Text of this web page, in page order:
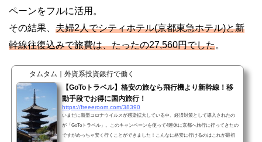
ペーンをフルに活用。
その結果、 夫婦2人でシティホテル(京都東急ホテル)と新
幹線往復込みで旅費は、たったの27,560円でした。
タムタム｜外資系投資銀行で働く
【GoToトラベル】格安の旅なら飛行機より新幹線！移
動手段でお得に国内旅行！
https://freeeroom.com/38390
いまだに新型コロナウイルスが感染拡大している中、経済対策として導入されたの
が「GoToトラベル」。このキャンペーンを使って4連休に京都へ旅行に行ってきたの
ですがめっちゃ安く行くことができました！こんなに格安に行けるのはこれが最初